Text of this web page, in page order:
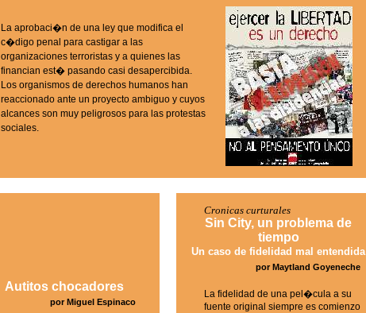
La aprobaci�n de una ley que modifica el
c�digo penal para castigar a las
organizaciones terroristas y a quienes las
financian est� pasando casi desapercibida.
Los organismos de derechos humanos han
reaccionado ante un proyecto ambiguo y cuyos
alcances son muy peligrosos para las protestas
sociales.
Autitos chocadores
por Miguel Espinaco
Cronicas curturales
Sin City, un problema de
tiempo
Un caso de fidelidad mal entendida
por Maytland Goyeneche
La fidelidad de una pel�cula a su
fuente original siempre es comienzo